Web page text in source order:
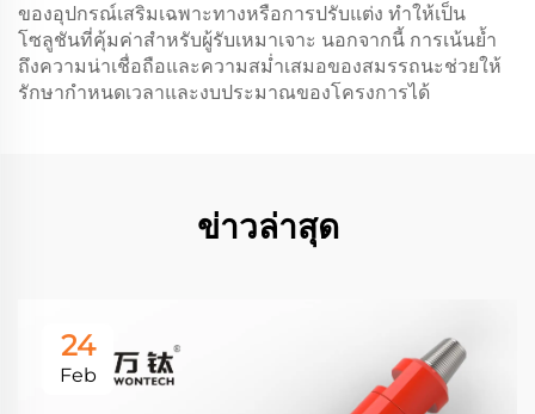
ของอุปกรณ์เสริมเฉพาะทางหรือการปรับแต่ง ทำให้เป็น
โซลูชันที่คุ้มค่าสำหรับผู้รับเหมาเจาะ นอกจากนี้ การเน้นย้ำ
ถึงความน่าเชื่อถือและความสม่ำเสมอของสมรรถนะช่วยให้
รักษากำหนดเวลาและงบประมาณของโครงการได้
ข่าวล่าสุด
24
Feb